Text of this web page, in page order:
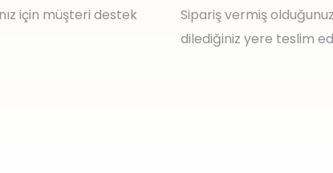
için müşteri destek
Sipariş vermiş
dilediğiniz yere teslim